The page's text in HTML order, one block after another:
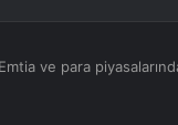
Emtia ve para